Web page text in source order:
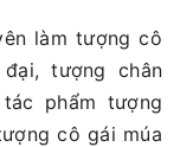
làm tượng cô
tượng chân
phẩm tượng
cô gái múa